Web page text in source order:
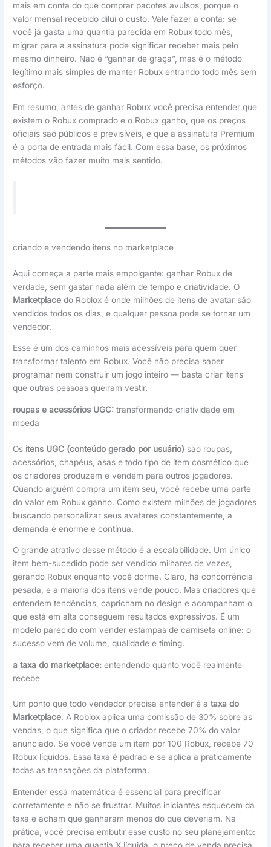
mais em conta do que comprar pacotes avulsos, porque o
valor mensal recebido dilui o custo. Vale fazer a conta: se
você já gasta uma quantia parecida em Robux todo mês,
migrar para a assinatura pode significar receber mais pelo
mesmo dinheiro. Não é “ganhar de graça”, mas é o método
legítimo mais simples de manter Robux entrando todo mês sem
esforço.
Em resumo, antes de ganhar Robux você precisa entender que
existem o Robux comprado e o Robux ganho, que os preços
oficiais são públicos e previsíveis, e que a assinatura Premium
é a porta de entrada mais fácil. Com essa base, os próximos
métodos vão fazer muito mais sentido.
criando e vendendo itens no marketplace
Aqui começa a parte mais empolgante: ganhar Robux de
verdade, sem gastar nada além de tempo e criatividade. O
Marketplace do Roblox é onde milhões de itens de avatar são
vendidos todos os dias, e qualquer pessoa pode se tornar um
vendedor.
Esse é um dos caminhos mais acessíveis para quem quer
transformar talento em Robux. Você não precisa saber
programar nem construir um jogo inteiro — basta criar itens
que outras pessoas queiram vestir.
roupas e acessórios UGC: transformando criatividade em
moeda
Os itens UGC (conteúdo gerado por usuário) são roupas,
acessórios, chapéus, asas e todo tipo de item cosmético que
os criadores produzem e vendem para outros jogadores.
Quando alguém compra um item seu, você recebe uma parte
do valor em Robux ganho. Como existem milhões de jogadores
buscando personalizar seus avatares constantemente, a
demanda é enorme e contínua.
O grande atrativo desse método é a escalabilidade. Um único
item bem-sucedido pode ser vendido milhares de vezes,
gerando Robux enquanto você dorme. Claro, há concorrência
pesada, e a maioria dos itens vende pouco. Mas criadores que
entendem tendências, capricham no design e acompanham o
que está em alta conseguem resultados expressivos. É um
modelo parecido com vender estampas de camiseta online: o
sucesso vem de volume, qualidade e timing.
a taxa do marketplace: entendendo quanto você realmente
recebe
Um ponto que todo vendedor precisa entender é ataxa do
Marketplace. A Roblox aplica uma comissão de 30% sobre as
vendas, o que significa que o criador recebe 70% do valor
anunciado. Se você vende um item por 100 Robux, recebe 70
Robux líquidos. Essa taxa é padrão e se aplica a praticamente
todas as transações da plataforma.
Entender essa matemática é essencial para precificar
corretamente e não se frustrar. Muitos iniciantes esquecem da
taxa e acham que ganharam menos do que deveriam. Na
prática, você precisa embutir esse custo no seu planejamento: